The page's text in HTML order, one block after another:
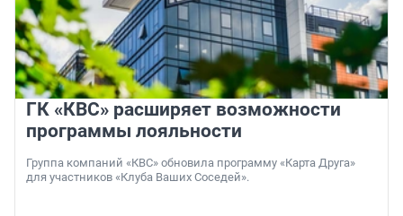
ГК «КВС» расширяет возможности
программы лояльности
Группа компаний «КВС» обновила программу «Карта Друга»
для участников «Клуба Ваших Соседей».